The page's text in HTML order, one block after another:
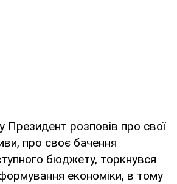
Президент розповів про свої
про своє бачення
бюджету, торкнувся
економіки, в тому